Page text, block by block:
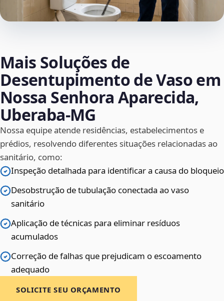
Mais Soluções de
Desentupimento de Vaso em
Nossa Senhora Aparecida,
Uberaba‑MG
Nossa equipe atende residências, estabelecimentos e
prédios, resolvendo diferentes situações relacionadas ao
sanitário, como:
Inspeção detalhada para identificar a causa do bloqueio
Desobstrução de tubulação conectada ao vaso
sanitário
Aplicação de técnicas para eliminar resíduos
acumulados
Correção de falhas que prejudicam o escoamento
adequado
SOLICITE SEU ORÇAMENTO